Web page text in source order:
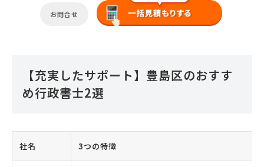
お問合せ
【充実したサポート】豊島区のおすす
め行政書士2選
社名 3つの特徴